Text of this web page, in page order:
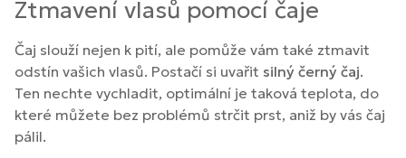
Ztmavení vlasů pomocí čaje
Čaj slouží nejen k pití, ale pomůže vám také ztmavit
odstín vašich vlasů. Postačí si uvařit silný černý čaj.
Ten nechte vychladit, optimální je taková teplota, do
které můžete bez problémů strčit prst, aniž by vás čaj
pálil.